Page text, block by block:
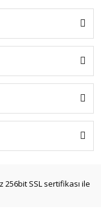
256bit SSL sertifikası ile